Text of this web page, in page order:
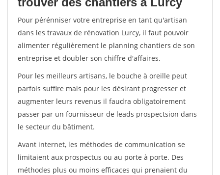
Pour pérénniser votre entreprise en tant qu'artisan
dans les travaux de rénovation Lurcy, il faut pouvoir
alimenter régulièrement le planning chantiers de son
entreprise et doubler son chiffre d'affaires.
Pour les meilleurs artisans, le bouche à oreille peut
parfois suffire mais pour les désirant progresser et
augmenter leurs revenus il faudra obligatoirement
passer par un fournisseur de leads prospectsion dans
le secteur du bâtiment.
Avant internet, les méthodes de communication se
limitaient aux prospectus ou au porte à porte. Des
méthodes plus ou moins efficaces qui prenaient du